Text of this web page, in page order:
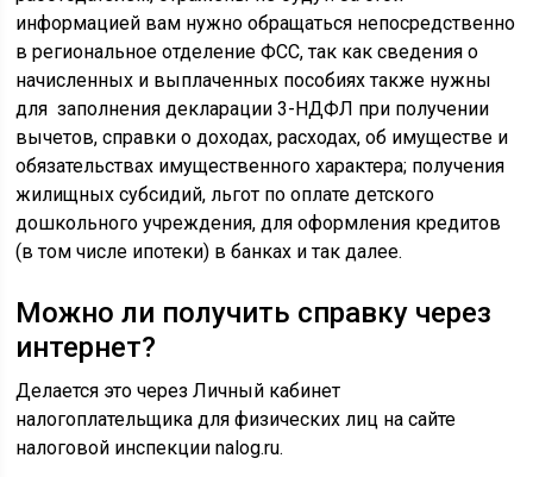
информацией вам нужно обращаться непосредственно
в региональное отделение ФСС, так как сведения о
начисленных и выплаченных пособиях также нужны
для заполнения декларации 3-НДФЛ при получении
вычетов, справки о доходах, расходах, об имуществе и
обязательствах имущественного характера; получения
жилищных субсидий, льгот по оплате детского
дошкольного учреждения, для оформления кредитов
(в том числе ипотеки) в банках и так далее.
Можно ли получить справку через
интернет?
Делается это через Личный кабинет
налогоплательщика для физических лиц на сайте
налоговой инспекции nalog.ru.